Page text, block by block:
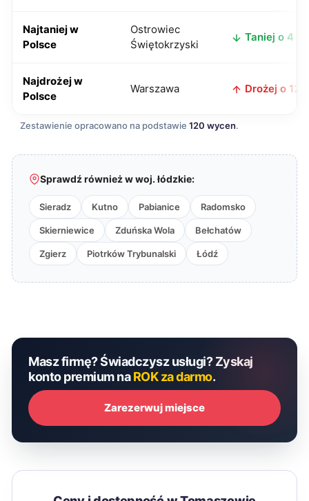
Najtaniej w
Polsce
Ostrowiec
Świętokrzyski
Taniej o 4 zł
Najdrożej w
Polsce
Warszawa Drożej o 12
Zestawienie opracowano na podstawie 120 wycen.
Sprawdź również w woj. łódzkie:
Sieradz Kutno Pabianice Radomsko
Skierniewice Zduńska Wola Bełchatów
Zgierz Piotrków Trybunalski Łódź
Masz firmę? Świadczysz usługi? Zyskaj
konto premium naROK za darmo.
Zarezerwuj miejsce